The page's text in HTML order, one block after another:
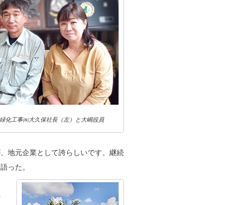
化工事㈱大久保社長（左）と大嶋役員
地元企業として誇らしいです。継続
った。